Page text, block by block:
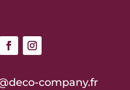
company.fr